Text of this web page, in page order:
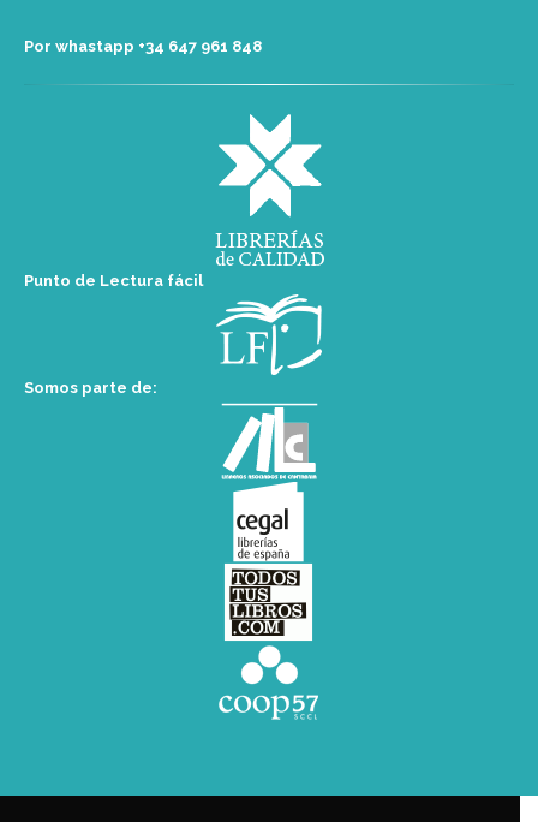
Por whastapp +34 ‭647 961 848‬
Punto de Lectura fácil
Somos parte de: